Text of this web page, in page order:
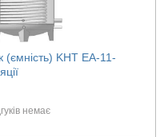
KHT ЕА-11-
немає